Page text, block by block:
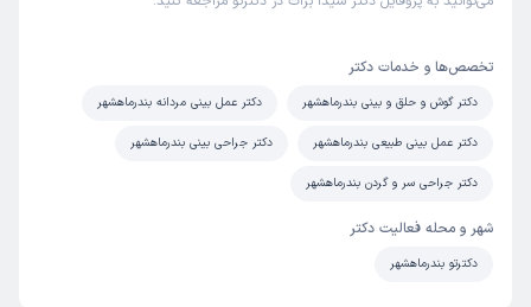
تخصص‌ها و خدمات دکتر
دکتر گوش و حلق و بینی بندرماهشهر دکتر عمل بینی مردانه بندرماهشهر
دکتر عمل بینی طبیعی بندرماهشهر دکتر جراحی بینی بندرماهشهر
دکتر جراحی سر و گردن بندرماهشهر
شهر و محله فعالیت دکتر
دکترتو بندرماهشهر